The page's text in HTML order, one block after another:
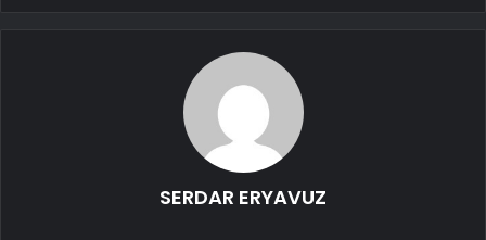
SERDAR ERYAVUZ